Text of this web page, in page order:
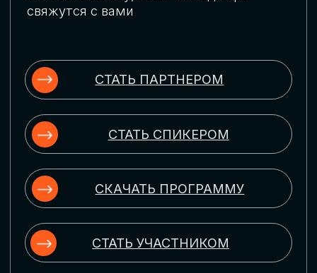
ИСКУССТВЕННЫЙ
Узнаем как компании адаптируются к
новой ИИ-реальности. Как ИИ-
сотрудники становятся
«полноправными» членами команды, как
ИИ-помощники забирают на себя рутину
и как можно значительно увеличить
производительность без огромных
затрат на нейросети
ЦИФРОВИЗАЦИЯ
УПРАВЛЕНИЯ ПЕРСОНАЛОМ
Рассмотрим управление человеческим
комплексные решения для роста
производительности и кейсы
оптимизации процессов найма,
развития, оценки и удержания